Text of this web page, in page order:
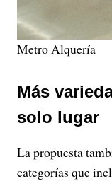
Metro Alquería
Más
solo lugar
La propuesta
categorías que